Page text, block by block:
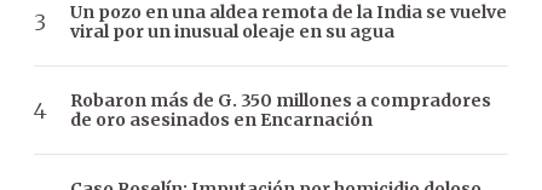
Un pozo en una aldea remota de la India se vuelve
viral por un inusual oleaje en su agua
Robaron más de G. 350 millones a compradores
de oro asesinados en Encarnación